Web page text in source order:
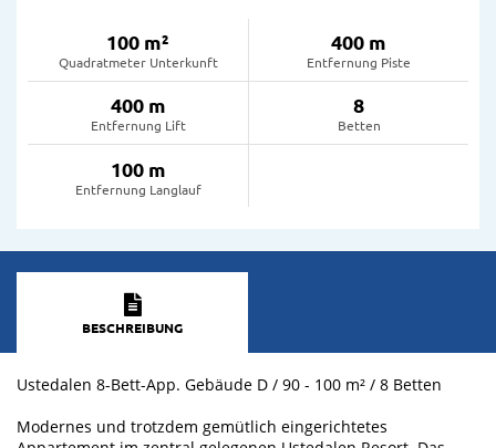
100 m²
Quadratmeter Unterkunft
400 m
Entfernung Piste
400 m
Entfernung Lift
8
Betten
100 m
Entfernung Langlauf
BESCHREIBUNG
Ustedalen 8-Bett-App. Gebäude D / 90 - 100 m² / 8 Betten
Modernes und trotzdem gemütlich eingerichtetes